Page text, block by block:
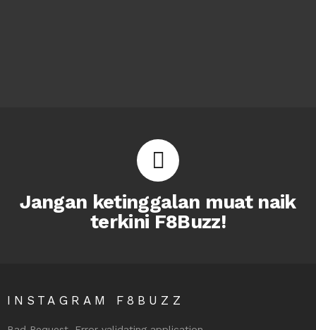
Jangan ketinggalan muat naik
terkini F8Buzz!
INSTAGRAM F8BUZZ